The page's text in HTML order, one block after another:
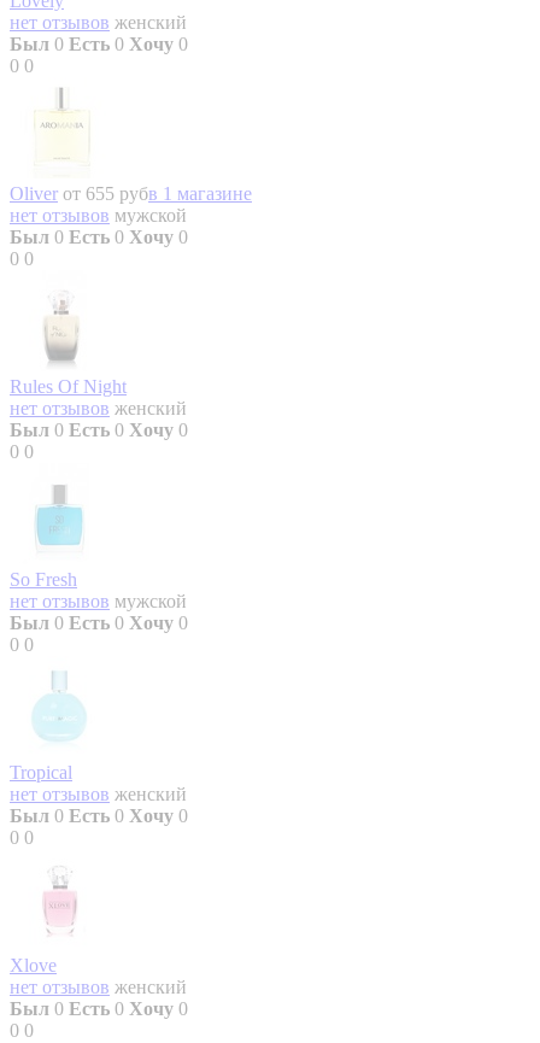
нет отзывов женский
Был 0 Есть 0 Хочу 0
0 0
Oliver от 655 рубв 1 магазине
нет отзывов мужской
Был 0 Есть 0 Хочу 0
0 0
Rules Of Night
нет отзывов женский
Был 0 Есть 0 Хочу 0
0 0
So Fresh
нет отзывов мужской
Был 0 Есть 0 Хочу 0
0 0
Tropical
нет отзывов женский
Был 0 Есть 0 Хочу 0
0 0
Xlove
нет отзывов женский
Был 0 Есть 0 Хочу 0
0 0